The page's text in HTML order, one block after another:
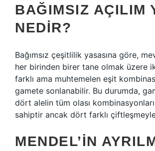
BAĞIMSIZ AÇILIM
NEDIR?
Bağımsız çeşitlilik yasasına göre,
her birinden birer tane olmak üzere
farklı ama muhtemelen eşit
gamete sonlanabilir. Bu durumda,
dört alelin tüm olası
sahiptir ancak dört farklı
MENDEL’IN